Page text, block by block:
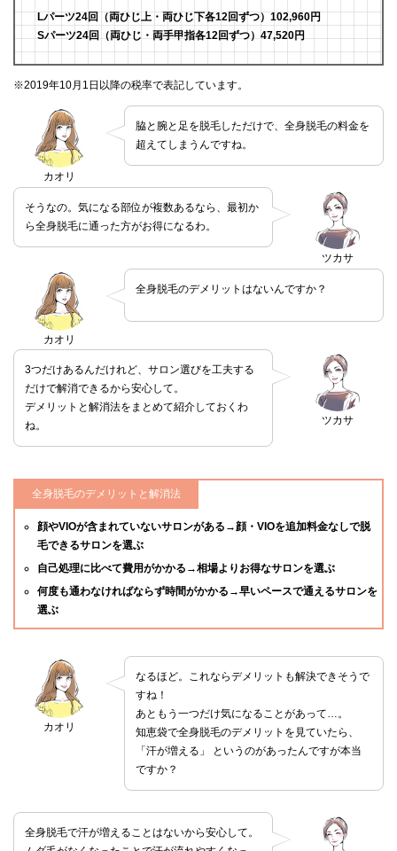
Lパーツ24回（両ひじ上・両ひじ下各12回ずつ）102,960円
Sパーツ24回（両ひじ・両手甲指各12回ずつ）47,520円
※2019年10月1日以降の税率で表記しています。
カオリ
脇と腕と足を脱毛しただけで、全身脱毛の料金を
超えてしまうんですね。
ツカサ
そうなの。気になる部位が複数あるなら、最初か
ら全身脱毛に通った方がお得になるわ。
カオリ
全身脱毛のデメリットはないんですか？
ツカサ
3つだけあるんだけれど、サロン選びを工夫する
だけで解消できるから安心して。
デメリットと解消法をまとめて紹介しておくわ
ね。
全身脱毛のデメリットと解消法
顔やVIOが含まれていないサロンがある→顔・VIOを追加料金なしで脱
毛できるサロンを選ぶ
自己処理に比べて費用がかかる→相場よりお得なサロンを選ぶ
何度も通わなければならず時間がかかる→早いペースで通えるサロンを
選ぶ
カオリ
なるほど。これならデメリットも解決できそうで
すね！
あともう一つだけ気になることがあって…。
知恵袋で全身脱毛のデメリットを見ていたら、
「汗が増える」 というのがあったんですが本当
ですか？
全身脱毛で汗が増えることはないから安心して。